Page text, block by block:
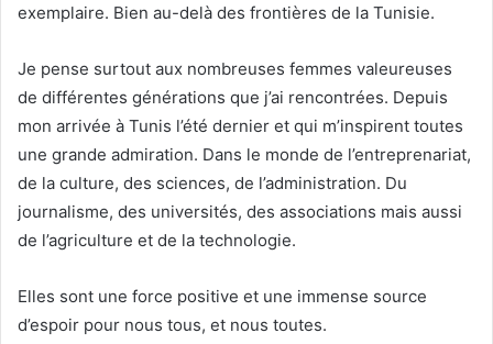
exemplaire. Bien au-delà des frontières de la Tunisie.
Je pense surtout aux nombreuses femmes valeureuses
de différentes générations que j’ai rencontrées. Depuis
mon arrivée à Tunis l’été dernier et qui m’inspirent toutes
une grande admiration. Dans le monde de l’entreprenariat,
de la culture, des sciences, de l’administration. Du
journalisme, des universités, des associations mais aussi
de l’agriculture et de la technologie.
Elles sont une force positive et une immense source
d’espoir pour nous tous, et nous toutes.